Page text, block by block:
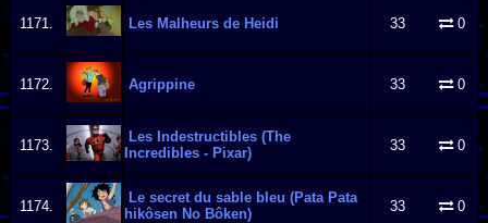
1171. Les Malheurs de Heidi 33 0
1172. Agrippine 33 0
1173.
Les Indestructibles (The
Incredibles - Pixar)
33 0
1174.
Le secret du sable bleu (Pata Pata
hikôsen No Bôken)
33 0